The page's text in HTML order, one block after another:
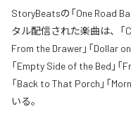
StoryBeatsの「One Road
タル配信された楽曲は、「
From the Drawer」「Dollar
「Empty Side of the Bed」「
「Back to That Porch」「
いる。